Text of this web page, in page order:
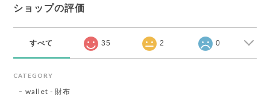
ショップの評価
すべて 35 2 0
CATEGORY
wallet - 財布